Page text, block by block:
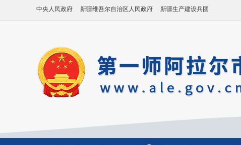
中央人民政府 新疆维吾尔自治区人民政府 新疆生产建设兵团